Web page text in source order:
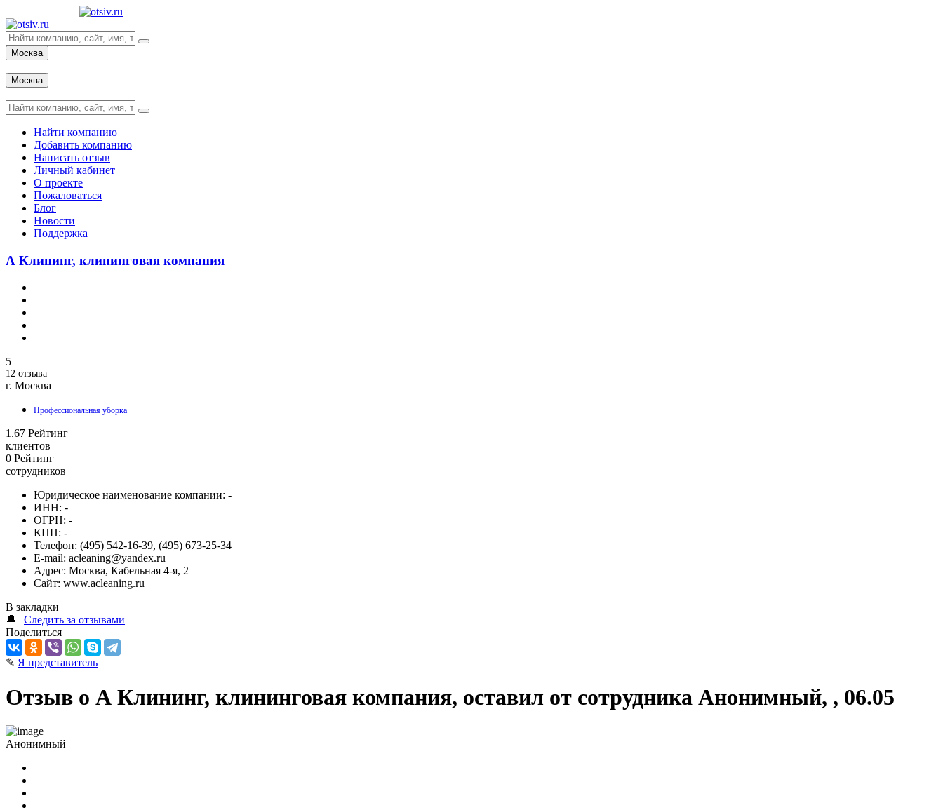
Москва
Москва
Найти компанию
Добавить компанию
Написать отзыв
Личный кабинет
О проекте
Пожаловаться
Блог
Новости
Поддержка
А Клининг, клининговая компания
5
12 отзыва
г. Москва
Профессиональная уборка
1.67 Рейтинг
клиентов
0 Рейтинг
сотрудников
Юридическое наименование компании: -
ИНН: -
ОГРН: -
КПП: -
Телефон: (495) 542-16-39, (495) 673-25-34
E-mail: acleaning@yandex.ru
Адрес: Москва, Кабельная 4-я, 2
Сайт: www.acleaning.ru
В закладки
🔔
Следить за отзывами
Поделиться
✎ Я представитель
Отзыв о А Клининг, клининговая компания, оставил от сотрудника Анонимный, , 06.05
Анонимный